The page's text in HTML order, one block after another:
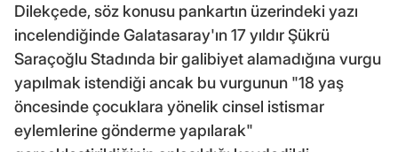
Dilekçede, söz konusu pankartın üzerindeki yazı
incelendiğinde Galatasaray'ın 17 yıldır Şükrü
Saraçoğlu Stadında bir galibiyet alamadığına vurgu
yapılmak istendiği ancak bu vurgunun "18 yaş
öncesinde çocuklara yönelik cinsel istismar
eylemlerine gönderme yapılarak"